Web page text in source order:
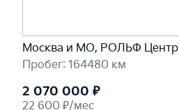
Москва и МО, РОЛЬФ Центр
Пробег: 164480 км
2 070 000 ₽
22 600 ₽/мес